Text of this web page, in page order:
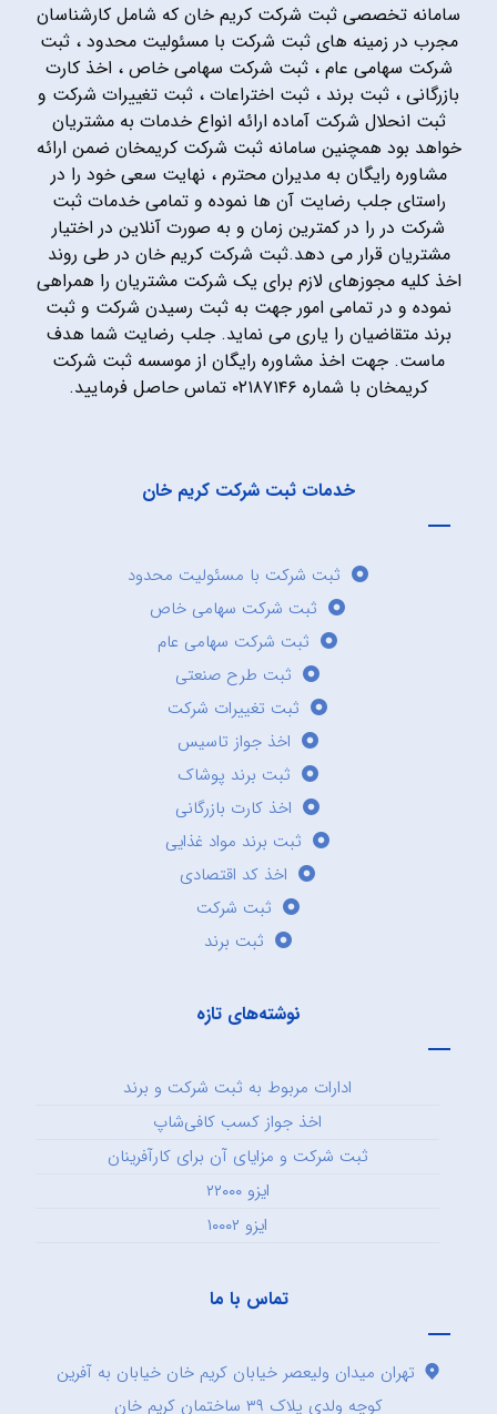
سامانه تخصصی ثبت شرکت کریم خان که شامل کارشناسان
مجرب در زمینه های ثبت شرکت با مسئولیت محدود ، ثبت
شرکت سهامی عام ، ثبت شرکت سهامی خاص ، اخذ کارت
بازرگانی ، ثبت برند ، ثبت اختراعات ، ثبت تغییرات شرکت و
ثبت انحلال شرکت آماده ارائه انواع خدمات به مشتریان
خواهد بود همچنین سامانه ثبت شرکت کریمخان ضمن ارائه
مشاوره رایگان به مدیران محترم ، نهایت سعی خود را در
راستای جلب رضایت آن ها نموده و تمامی خدمات ثبت
شرکت در را در کمترین زمان و به صورت آنلاین در اختیار
مشتریان قرار می دهد.ثبت شرکت کریم خان در طی روند
اخذ کلیه مجوزهای لازم برای یک شرکت مشتریان را همراهی
نموده و در تمامی امور جهت به ثبت رسیدن شرکت و ثبت
برند متقاضیان را یاری می نماید. جلب رضایت شما هدف
ماست. جهت اخذ مشاوره رایگان از موسسه ثبت شرکت
کریمخان با شماره ۰۲۱۸۷۱۴۶ تماس حاصل فرمایید.
خدمات ثبت شرکت کریم خان
ثبت شرکت با مسئولیت محدود
ثبت شرکت سهامی خاص
ثبت شرکت سهامی عام
ثبت طرح صنعتی
ثبت تغییرات شرکت
اخذ جواز تاسیس
ثبت برند پوشاک
اخذ کارت بازرگانی
ثبت برند مواد غذایی
اخذ کد اقتصادی
ثبت شرکت
ثبت برند
نوشته‌های تازه
ادارات مربوط به ثبت شرکت و برند
اخذ جواز کسب کافی‌شاپ
ثبت شرکت و مزایای آن برای کارآفرینان
ایزو ۲۲۰۰۰
ایزو ۱۰۰۰۲
تماس با ما
تهران میدان ولیعصر خیابان کریم خان خیابان به آفرین
کوچه ولدی پلاک ۳۹ ساختمان کریم خان